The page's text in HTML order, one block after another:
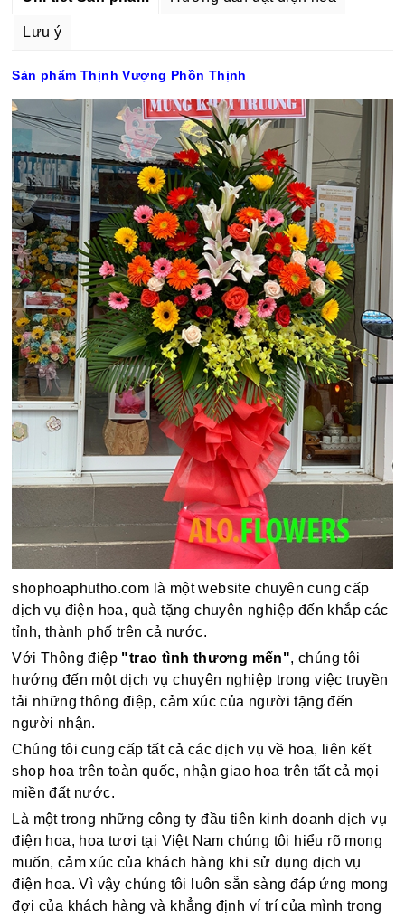
Lưu ý
Sản phẩm Thịnh Vượng Phồn Thịnh
shophoaphutho.com là một website chuyên cung cấp
dịch vụ điện hoa, quà tặng chuyên nghiệp đến khắp các
tỉnh, thành phố trên cả nước.
Với Thông điệp "trao tình thương mến", chúng tôi
hướng đến một dịch vụ chuyên nghiệp trong việc truyền
tải những thông điệp, cảm xúc của người tặng đến
người nhận.
Chúng tôi cung cấp tất cả các dịch vụ về hoa, liên kết
shop hoa trên toàn quốc, nhận giao hoa trên tất cả mọi
miền đất nước.
Là một trong những công ty đầu tiên kinh doanh dịch vụ
điện hoa, hoa tươi tại Việt Nam chúng tôi hiểu rõ mong
muốn, cảm xúc của khách hàng khi sử dụng dịch vụ
điện hoa. Vì vậy chúng tôi luôn sẵn sàng đáp ứng mong
đợi của khách hàng và khẳng định ví trí của mình trong